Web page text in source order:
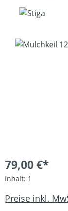
Bildergalerie
79,00 €*
Inhalt: 1
Preise inkl.